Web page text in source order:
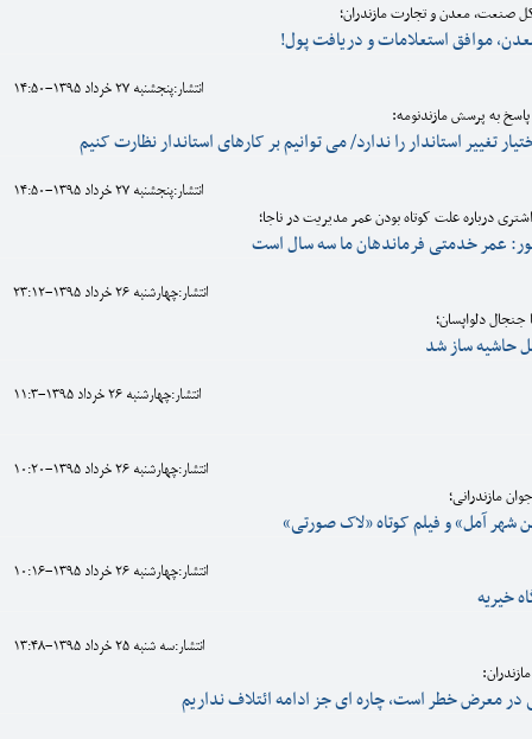
صنعت، معدن و تجارت مازندران؛
موافق استعلامات و دریافت پول!
انتشار:پنجشنبه 27 خرداد 1395-14:50
به پرسش مازندنومه:
تغییر استاندار را ندارد/ می توانیم بر کارهای استاندار نظارت کنیم
انتشار:پنجشنبه 27 خرداد 1395-14:50
درباره علت کوتاه بودن عمر مدیریت در ناجا؛
عمر خدمتی فرماندهان ما سه سال است
انتشار:چهارشنبه 26 خرداد 1395-23:12
دلواپسان؛
انتشار:چهارشنبه 26 خرداد 1395-11:3
انتشار:چهارشنبه 26 خرداد 1395-10:20
مازندرانی؛
آمل» و فیلم کوتاه «لاک صورتی»
انتشار:چهارشنبه 26 خرداد 1395-10:16
خیریه
انتشار:سه شنبه 25 خرداد 1395-13:48
در معرض خطر است، چاره ای جز ادامه ائتلاف نداریم